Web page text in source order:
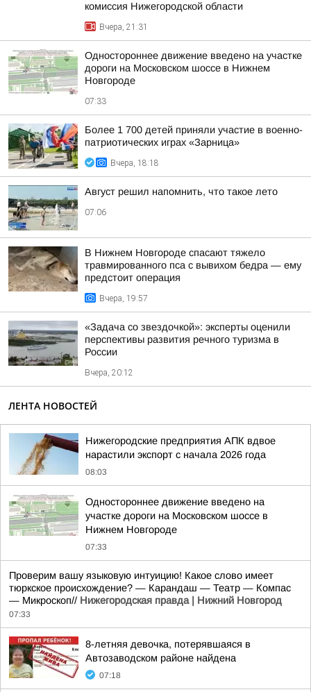
комиссия Нижегородской области
Вчера, 21:31
Одностороннее движение введено на участке
дороги на Московском шоссе в Нижнем
Новгороде
07:33
Более 1 700 детей приняли участие в военно-
патриотических играх «Зарница»
Вчера, 18:18
Август решил напомнить, что такое лето
07:06
В Нижнем Новгороде спасают тяжело
травмированного пса с вывихом бедра — ему
предстоит операция
Вчера, 19:57
«Задача со звездочкой»: эксперты оценили
перспективы развития речного туризма в
России
Вчера, 20:12
ЛЕНТА НОВОСТЕЙ
Нижегородские предприятия АПК вдвое
нарастили экспорт с начала 2026 года
08:03
Одностороннее движение введено на
участке дороги на Московском шоссе в
Нижнем Новгороде
07:33
Проверим вашу языковую интуицию! Какое слово имеет
тюркское происхождение? — Карандаш — Театр — Компас
— Микроскоп// Нижегородская правда | Нижний Новгород
07:33
8-летняя девочка, потерявшаяся в
Автозаводском районе найдена
07:18